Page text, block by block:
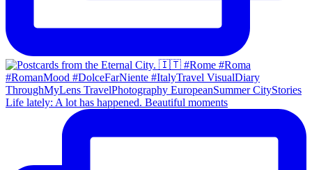
Life lately: A lot has happened. Beautiful moments